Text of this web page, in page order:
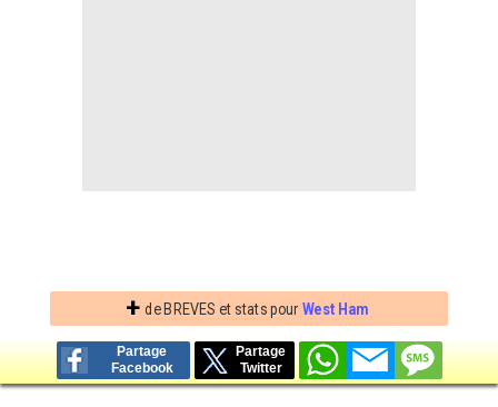
+ de BREVES et stats pourWest Ham
Partage
Facebook
Partage
Twitter